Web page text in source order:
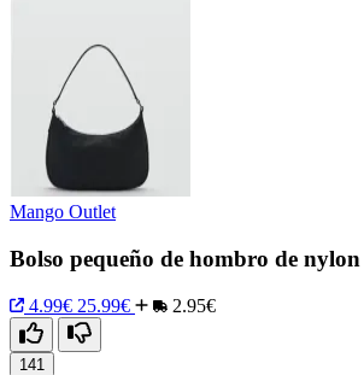
Mango Outlet
Bolso pequeño de hombro de
4.99€ 25.99€ 2.95€
141